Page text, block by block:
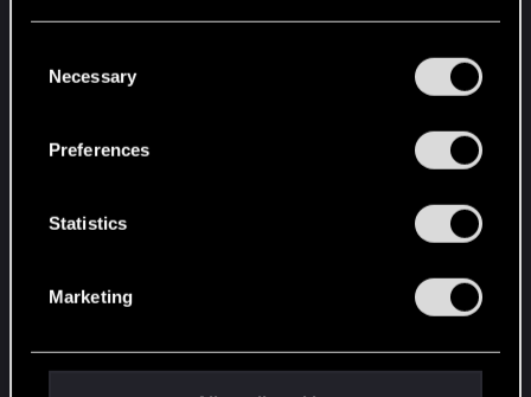
and tweak your preferences regarding them in the
Necessary
Preferences
Statistics
Marketing
注意ください。
通知とプロフィール
（RED POINT、投稿の引用、＠メンション、DMな
ど）があった場合、メニューバー右上に通知が行き
ます。通知に関する設定（登録メールに通知するこ
とも可能です）は以下のプロフィール画面から行い